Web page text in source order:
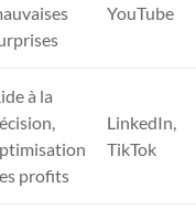
YouTube
à la
profits
LinkedIn,
TikTok